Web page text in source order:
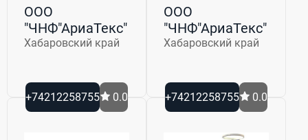
ООО
"ЧНФ"АриаТекс"
Хабаровский край
+74212258755 0.0
ООО
"ЧНФ"АриаТекс"
Хабаровский край
+74212258755 0.0